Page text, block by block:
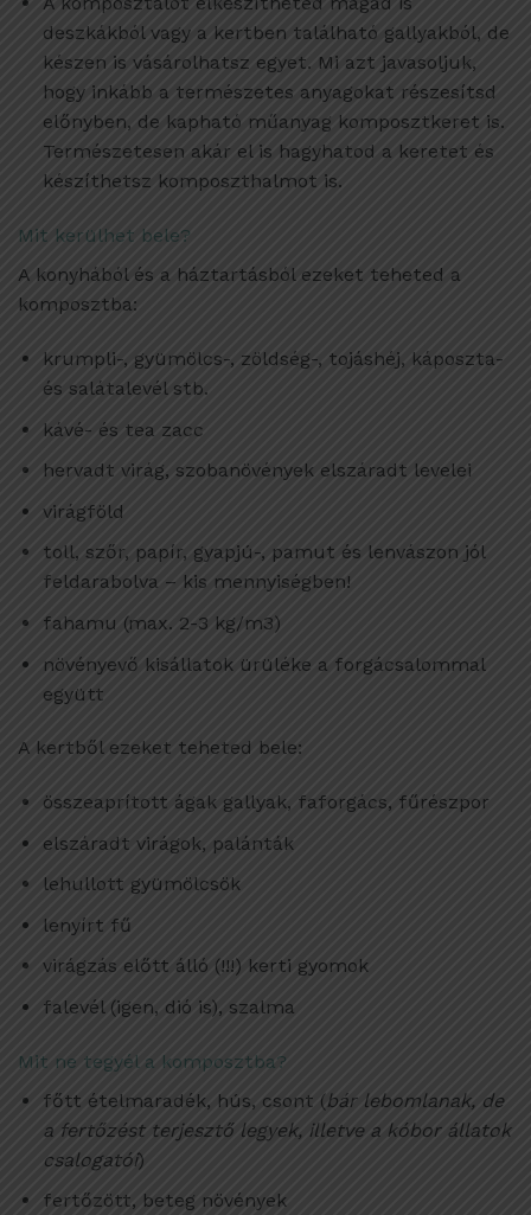
deszkákból vagy a kertben található gallyakból, de
készen is vásárolhatsz egyet. Mi azt javasoljuk,
hogy inkább a természetes anyagokat részesítsd
előnyben, de kapható műanyag komposztkeret is.
Természetesen akár el is hagyhatod a keretet és
készíthetsz komposzthalmot is.
Mit kerülhet bele?
A konyhából és a háztartásból ezeket teheted a
komposztba:
krumpli-, gyümölcs-, zöldség-, tojáshéj, káposzta-
és salátalevél stb.
kávé- és tea zacc
hervadt virág, szobanövények elszáradt levelei
virágföld
toll, szőr, papír, gyapjú-, pamut és lenvászon jól
feldarabolva – kis mennyiségben!
fahamu (max. 2-3 kg/m3)
növényevő kisállatok ürüléke a forgácsalommal
együtt
A kertből ezeket teheted bele:
összeaprított ágak gallyak, faforgács, fűrészpor
elszáradt virágok, palánták
lehullott gyümölcsök
lenyírt fű
virágzás előtt álló (!!!) kerti gyomok
falevél (igen, dió is), szalma
Mit ne tegyél a komposztba?
főtt ételmaradék, hús, csont (bár lebomlanak, de
a fertőzést terjesztő legyek, illetve a kóbor állatok
csalogatói)
fertőzött, beteg növények